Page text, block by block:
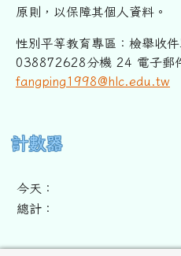
原則，以保障其個人資料。
性別平等教育專區：檢舉收
038872628分機 24 電子郵
fangping1998@hlc.edu.tw
右邊區域內容
計數器
今天：
總計：